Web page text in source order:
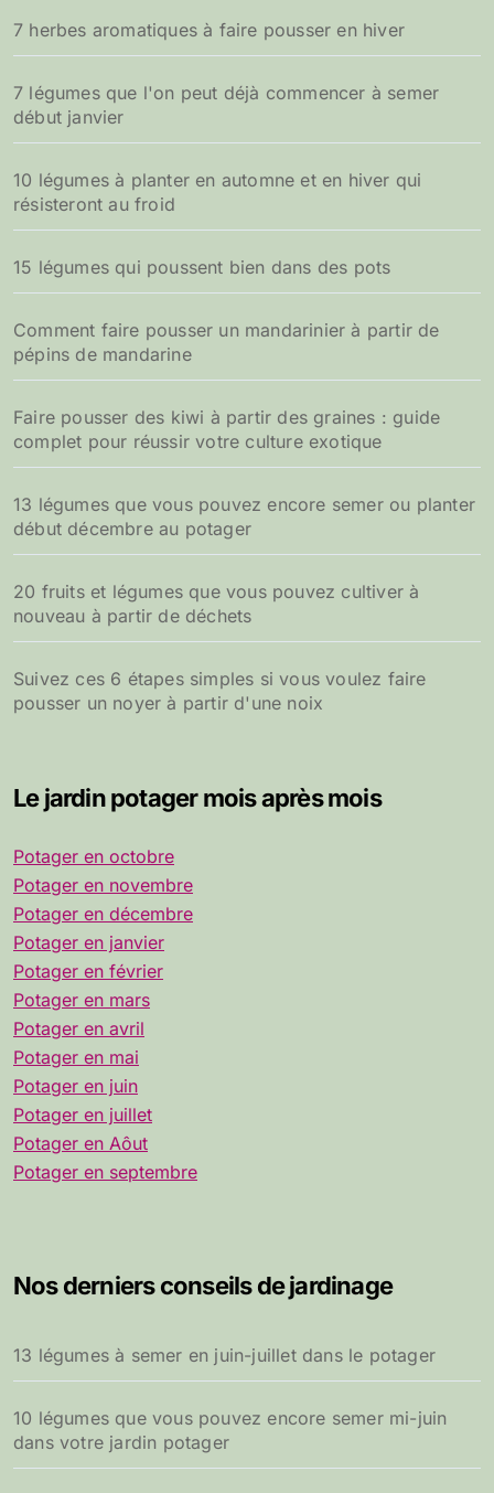
:7 herbes aromatiques à faire pousser en hiver
7 légumes que l'on peut déjà commencer à semer
début janvier
10 légumes à planter en automne et en hiver qui
résisteront au froid
15 légumes qui poussent bien dans des pots
Comment faire pousser un mandarinier à partir de
pépins de mandarine
Faire pousser des kiwi à partir des graines : guide
complet pour réussir votre culture exotique
13 légumes que vous pouvez encore semer ou planter
début décembre au potager
20 fruits et légumes que vous pouvez cultiver à
nouveau à partir de déchets
Suivez ces 6 étapes simples si vous voulez faire
pousser un noyer à partir d'une noix
Le jardin potager mois après mois
Potager en octobre
Potager en novembre
Potager en décembre
Potager en janvier
Potager en février
Potager en mars
Potager en avril
Potager en mai
Potager en juin
Potager en juillet
Potager en Aôut
Potager en septembre
Nos derniers conseils de jardinage
13 légumes à semer en juin-juillet dans le potager
10 légumes que vous pouvez encore semer mi-juin
dans votre jardin potager